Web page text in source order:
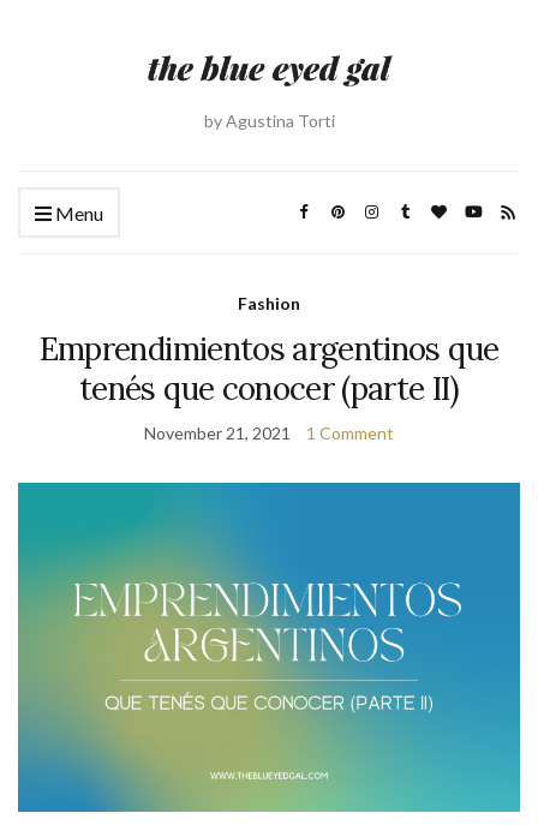
by Agustina Torti
Menu
Fashion
Emprendimientos argentinos que
tenés que conocer (parte II)
November 21, 2021 1 Comment